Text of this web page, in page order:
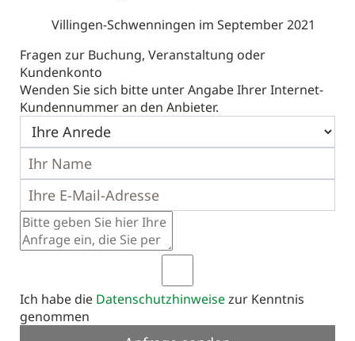
Villingen-Schwenningen im September 2021
Fragen zur Buchung, Veranstaltung oder
Kundenkonto
Wenden Sie sich bitte unter Angabe Ihrer Internet-
Kundennummer an den Anbieter.
Ich habe die Datenschutzhinweisezur Kenntnis
genommen